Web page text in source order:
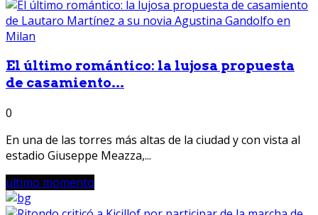
El último romántico: la lujosa propuesta
de casamiento...
0
En una de las torres más altas de la ciudad y con vista al
estadio Giuseppe Meazza,...
ultimo momento